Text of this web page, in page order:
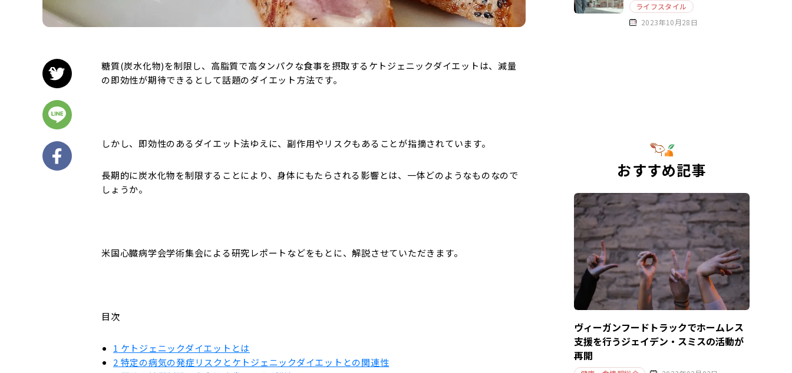
糖質(炭水化物)を制限し、高脂質で高タンパクな食事を摂取するケトジェニックダイエットは、減量
の即効性が期待できるとして話題のダイエット方法です。
しかし、即効性のあるダイエット法ゆえに、副作用やリスクもあることが指摘されています。
長期的に炭水化物を制限することにより、身体にもたらされる影響とは、一体どのようなものなので
しょうか。
米国心臓病学会学術集会による研究レポートなどをもとに、解説させていただきます。
目次
1 ケトジェニックダイエットとは
2 特定の病気の発症リスクとケトジェニックダイエットとの関連性
ライフスタイル
2023年10月28日
おすすめ記事
ヴィーガンフードトラックでホームレス
支援を行うジェイデン・スミスの活動が
再開